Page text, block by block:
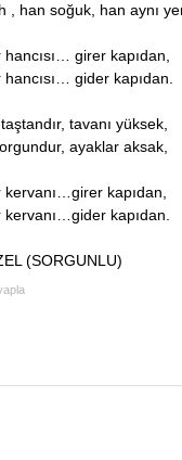
, han soğuk, han aynı
girer kapıdan,
gider kapıdan.
tavanı yüksek,
ayaklar aksak,
kapıdan,
kapıdan.
(SORGUNLU)